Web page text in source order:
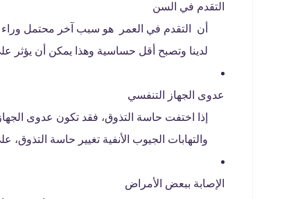
التقدم في السن
أن التقدم في العمر هو سبب آخر محتمل وراء
لدينا وتصبح أقل حساسية وهذا يمكن أن
عدوى الجهاز التنفسي
إذا اختفت حاسة التذوق، فقد تكون عدوى
والتهابات الجيوب الأنفية تغيير حاسة
الإصابة ببعض الأمراض